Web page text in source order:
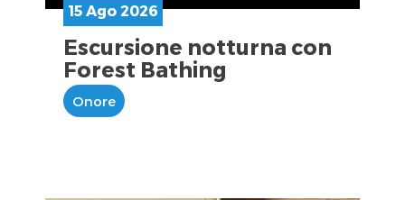
15 Ago 2026
Escursione notturna con
Forest Bathing
Onore